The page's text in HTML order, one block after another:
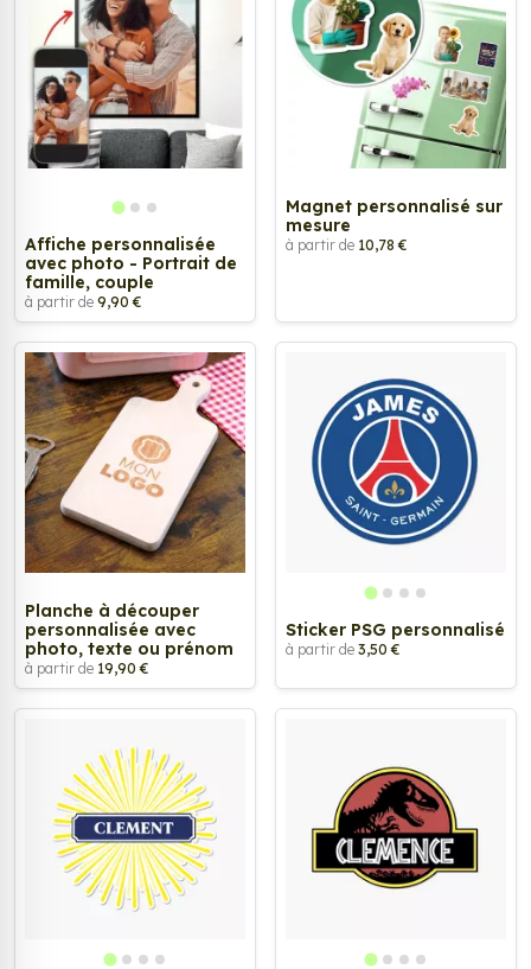
Affiche personnalisée
avec photo - Portrait de
famille, couple
à partir de 9,90 €
Magnet personnalisé sur
mesure
à partir de 10,78 €
Planche à découper
personnalisée avec
photo, texte ou prénom
à partir de 19,90 €
Sticker PSG personnalisé
à partir de 3,50 €